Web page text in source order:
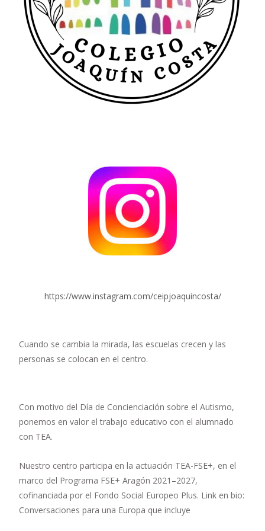
https://www.instagram.com/ceipjoaquincosta/
Cuando se cambia la mirada, las escuelas crecen y las
personas se colocan en el centro.
Con motivo del Día de Concienciación sobre el Autismo,
ponemos en valor el trabajo educativo con el alumnado
con TEA.
Nuestro centro participa en la actuación TEA-FSE+, en el
marco del Programa FSE+ Aragón 2021–2027,
cofinanciada por el Fondo Social Europeo Plus. Link en bio:
Conversaciones para una Europa que incluye